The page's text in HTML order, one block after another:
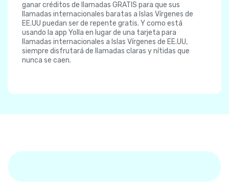
ganar créditos de llamadas GRATIS para que sus
llamadas internacionales baratas a Islas Vírgenes de
EE.UU puedan ser de repente gratis. Y como está
usando la app Yolla en lugar de una tarjeta para
llamadas internacionales a Islas Vírgenes de EE.UU,
siempre disfrutará de llamadas claras y nítidas que
nunca se caen.